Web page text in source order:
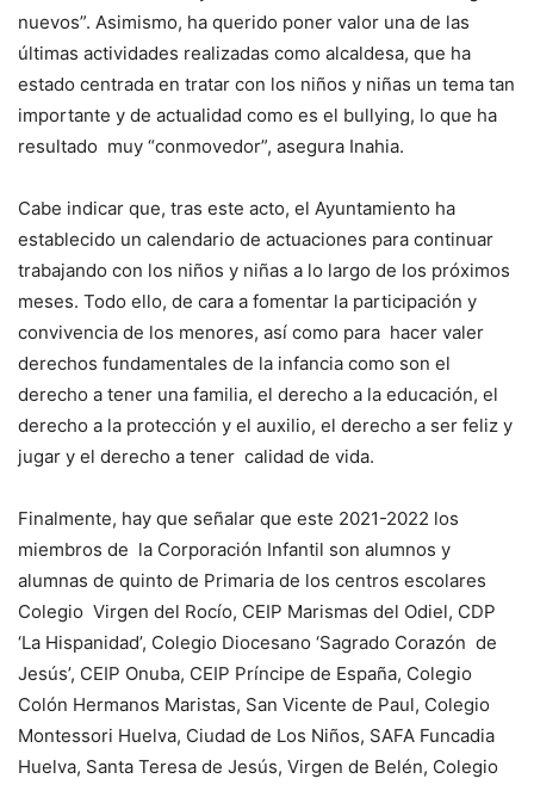
nuevos”. Asimismo, ha querido poner valor una de las
últimas actividades realizadas como alcaldesa, que ha
estado centrada en tratar con los niños y niñas un tema tan
importante y de actualidad como es el bullying, lo que ha
resultado muy “conmovedor”, asegura Inahia.
Cabe indicar que, tras este acto, el Ayuntamiento ha
establecido un calendario de actuaciones para continuar
trabajando con los niños y niñas a lo largo de los próximos
meses. Todo ello, de cara a fomentar la participación y
convivencia de los menores, así como para hacer valer
derechos fundamentales de la infancia como son el
derecho a tener una familia, el derecho a la educación, el
derecho a la protección y el auxilio, el derecho a ser feliz y
jugar y el derecho a tener calidad de vida.
Finalmente, hay que señalar que este 2021-2022 los
miembros de la Corporación Infantil son alumnos y
alumnas de quinto de Primaria de los centros escolares
Colegio Virgen del Rocío, CEIP Marismas del Odiel, CDP
‘La Hispanidad’, Colegio Diocesano ‘Sagrado Corazón de
Jesús’, CEIP Onuba, CEIP Príncipe de España, Colegio
Colón Hermanos Maristas, San Vicente de Paul, Colegio
Montessori Huelva, Ciudad de Los Niños, SAFA Funcadia
Huelva, Santa Teresa de Jesús, Virgen de Belén, Colegio